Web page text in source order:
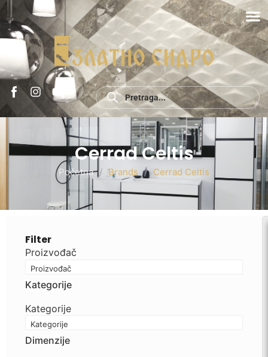
Cerrad Celtis
Početna / Brands / Cerrad Celtis
Filter
Proizvođač
Proizvođač
Kategorije
Kategorije
Kategorije
Dimenzije